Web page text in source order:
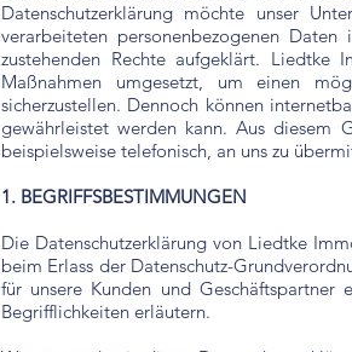
Datenschutzerklärung möchte unser
verarbeiteten personenbezogenen
zustehenden Rechte aufgeklärt. Liedtke
Maßnahmen umgesetzt, um einen
sicherzustellen. Dennoch können
gewährleistet werden kann. Aus diesem
beispielsweise telefonisch, an uns zu
1. BEGRIFFSBESTIMMUNGEN
Die Datenschutzerklärung von Liedtke
beim Erlass der Datenschutz-
für unsere Kunden und
Begrifflichkeiten erläutern.